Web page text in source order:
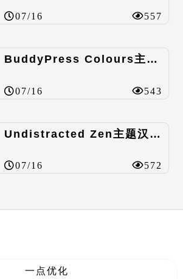
07/16 557
BuddyPress Colours主题汉化包
07/16 543
Undistracted Zen主题汉化包
07/16 572
一点优化